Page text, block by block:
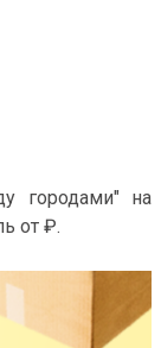
городами" на
от ₽.